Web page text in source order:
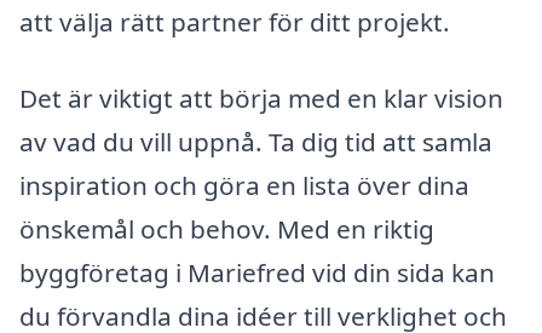
att välja rätt partner för ditt projekt.
Det är viktigt att börja med en klar vision
av vad du vill uppnå. Ta dig tid att samla
inspiration och göra en lista över dina
önskemål och behov. Med en riktig
byggföretag i Mariefred vid din sida kan
du förvandla dina idéer till verklighet och